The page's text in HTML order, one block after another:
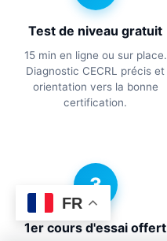
Test de niveau gratuit
15 min en ligne ou sur place.
Diagnostic CECRL précis et
orientation vers la bonne
certification.
3
1er cours d'essai offert
FR